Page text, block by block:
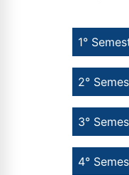
1°
4°
3°
2°
Estou de acordo
envio de